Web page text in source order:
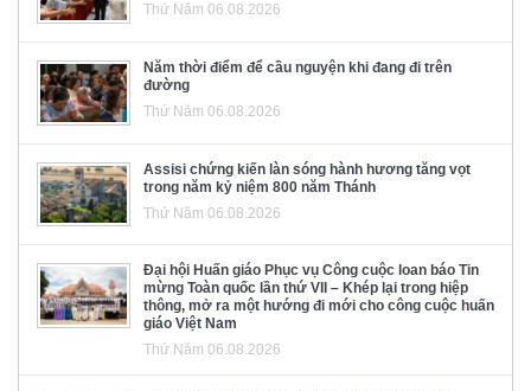
Thứ Năm 06.08.2026
Năm thời điểm để cầu nguyện khi đang đi trên
đường
Thứ Năm 06.08.2026
Assisi chứng kiến làn sóng hành hương tăng vọt
trong năm kỷ niệm 800 năm Thánh
Thứ Năm 06.08.2026
Đại hội Huấn giáo Phục vụ Công cuộc loan báo Tin
mừng Toàn quốc lần thứ VII – Khép lại trong hiệp
thông, mở ra một hướng đi mới cho công cuộc huấn
giáo Việt Nam
Thứ Năm 06.08.2026